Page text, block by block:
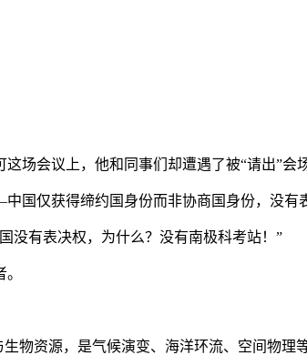
会议上，他和同事们却遭遇了被“请出”会场
仅获得缔约国身份而非协商国身份，没有
有表决权，为什么？没有南极科考站！”
资源，是气候演变、海洋环流、空间物理